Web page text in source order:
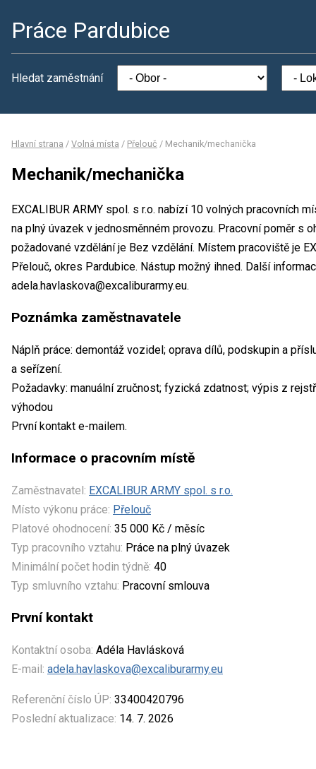
Práce Pardubice
Hledat zaměstnání
Hlavní strana / Volná místa / Přelouč / Mechanik/mechanička
Mechanik/mechanička
EXCALIBUR ARMY spol. s r.o. nabízí 10 volných pracovních
na plný úvazek v jednosměnném provozu. Pracovní poměr s
požadované vzdělání je Bez vzdělání. Místem pracoviště je
Přelouč, okres Pardubice. Nástup možný ihned. Další
adela.havlaskova@excaliburarmy.eu.
Poznámka zaměstnavatele
Náplň práce: demontáž vozidel; oprava dílů, podskupin a
a seřízení.
Požadavky: manuální zručnost; fyzická zdatnost; výpis z
výhodou
První kontakt e-mailem.
Informace o pracovním místě
Zaměstnavatel: EXCALIBUR ARMY spol. s r.o.
Místo výkonu práce: Přelouč
Platové ohodnocení: 35 000 Kč / měsíc
Typ pracovního vztahu: Práce na plný úvazek
Minimální počet hodin týdně: 40
Typ smluvního vztahu: Pracovní smlouva
První kontakt
Kontaktní osoba: Adéla Havlásková
E-mail: adela.havlaskova@excaliburarmy.eu
Referenční číslo ÚP: 33400420796
Poslední aktualizace: 14. 7. 2026